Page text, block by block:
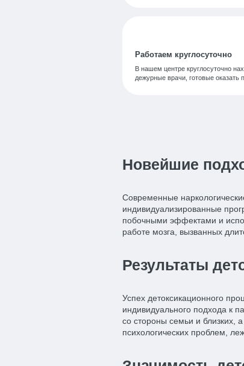
Работаем круглосуточно
В нашем центре круглосуточно
дежурные врачи, готовые оказать
Новейшие
Современные
индивидуализированные
побочными эффектами и
работе мозга, вызванных
Результаты
Успех детоксикационного
индивидуального подхода к
со стороны семьи и близких,
психологических проблем,